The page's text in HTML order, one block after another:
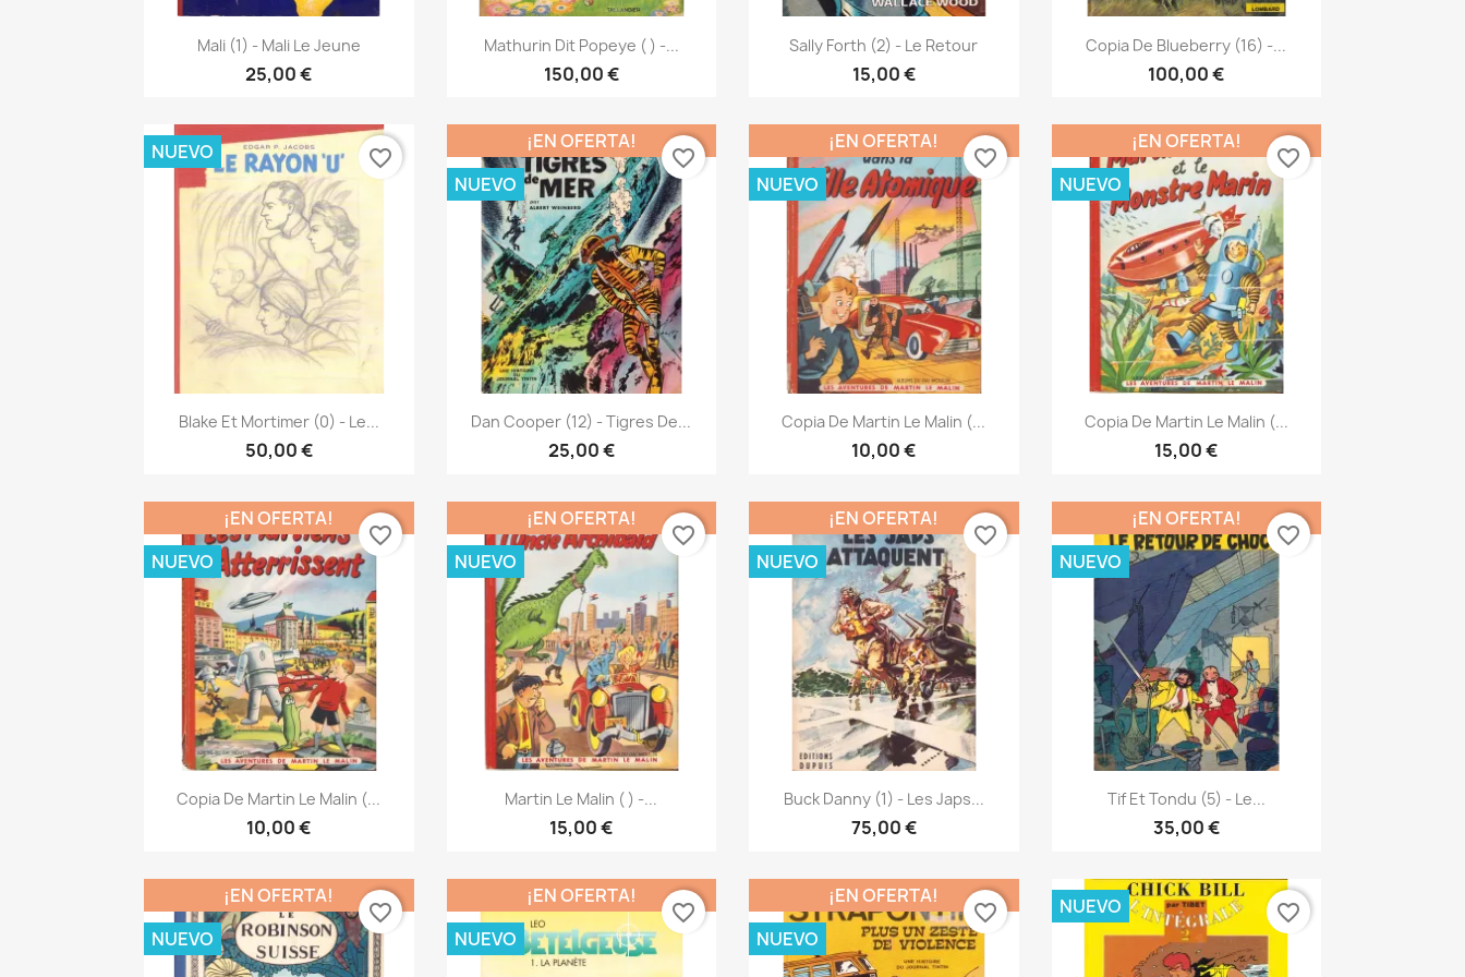
Vista rápida
Mali (1) - Mali Le Jeune
25,00 €
Vista rápida
Mathurin Dit Popeye ( ) -...
150,00 €
Vista rápida
Sally Forth (2) - Le Retour
15,00 €
Vista rápida
Copia De Blueberry (16) -...
100,00 €
Vista rápida
Blake Et Mortimer (0) - Le...
50,00 €
NUEVO favorite_border
Vista rápida
Dan Cooper (12) - Tigres De...
25,00 €
¡EN OFERTA!
NUEVO
favorite_border
Vista rápida
Copia De Martin Le Malin (...
10,00 €
¡EN OFERTA!
NUEVO
favorite_border
Vista rápida
Copia De Martin Le Malin (...
15,00 €
¡EN OFERTA!
NUEVO
favorite_border
Vista rápida
Copia De Martin Le Malin (...
10,00 €
¡EN OFERTA!
NUEVO
favorite_border
Vista rápida
Martin Le Malin ( ) -...
15,00 €
¡EN OFERTA!
NUEVO
favorite_border
Vista rápida
Buck Danny (1) - Les Japs...
75,00 €
¡EN OFERTA!
NUEVO
favorite_border
Vista rápida
Tif Et Tondu (5) - Le...
35,00 €
¡EN OFERTA!
NUEVO
favorite_border
¡EN OFERTA!
NUEVO
favorite_border
¡EN OFERTA!
NUEVO
favorite_border
¡EN OFERTA!
NUEVO
favorite_border NUEVO favorite_border